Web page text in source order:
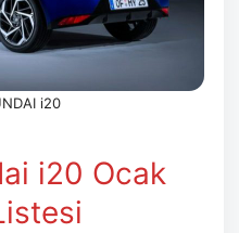
i20
i20 Ocak